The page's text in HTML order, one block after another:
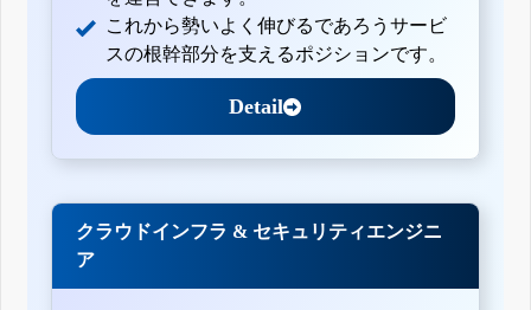
これから勢いよく伸びるであろうサービ
スの根幹部分を支えるポジションです。
Detail
クラウドインフラ & セキュリティエンジニ
ア